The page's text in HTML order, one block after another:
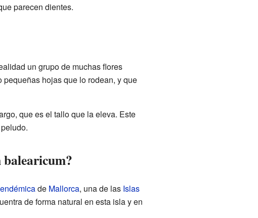
parecen dientes.
un grupo de muchas flores
hojas que lo rodean, y que
que es el tallo que la eleva. Este
balearicum?
endémicade Mallorca, una de las Islas
de forma natural en esta isla y en